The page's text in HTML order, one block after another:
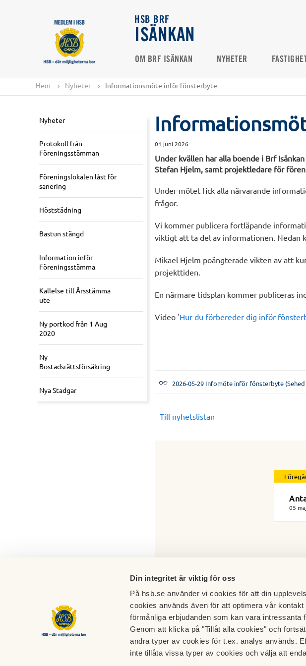
Din integritet är viktig för oss
På hsb.se använder vi cookies för att din
cookies används även för att optimera vår
förmånliga erbjudanden som kan vara
Genom att klicka på "Tillåt alla cookies" och
andra typer av cookies för t.ex. analys används.
inte tillåta vissa typer av cookies och välja att
HSB BRF
ISÄNKAN
OM BRF ISÄNKAN NYHETER
Hem Nyheter Informationsmöte inför fönsterbyte
Nyheter
Protokoll från
Föreningsstämman
Föreningslokalen låst för
sanering
Höststädning
Bastun stängd
Information inför
Föreningsstämma
Kallelse till Årsstämma
ute
Ny portkod från 1 Aug
2020
Ny
Bostadsrättsförsäkring
Nya Stadgar
01 juni 2026
Under kvällen har alla boende i Brf
Stefan Hjelm, samt projektledare för
Under mötet fick alla närvarande
frågor.
Vi kommer publicera fortläpande
viktigt att ta del av informationen. Nedan
Mikael Hjelm poängterade vikten av att
projekttiden.
En närmare tidsplan kommer publiceras
Video 'Hur du förbereder dig inför
2026-05-29 Infomöte inför fönsterbyte
Till nyhetslistan
05
Kontaktinformation
brf.isaenkan@gmail.com Felanmälan